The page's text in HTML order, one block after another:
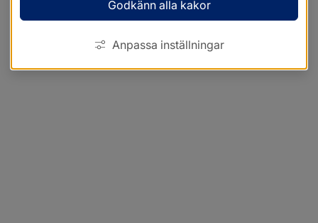
Godkänn alla kakor
Anpassa inställningar